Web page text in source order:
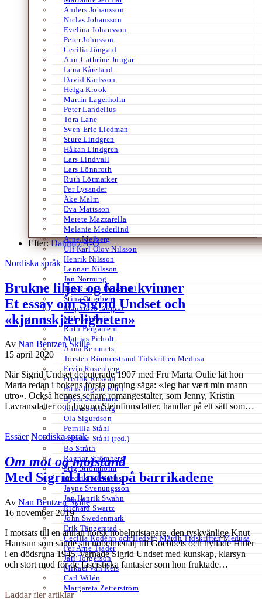
Anders Johansson
Niclas Johansson
Evelina Johansson
Peter Johnsson
Cecilia Jöngard
Ann-Cathrine Jungar
Lena Kåreland
David Karlsson
Helga Krook
Martin Lagerholm
Peter Landelius
Tora Lane
Sven-Eric Liedman
Sture Lindgren
Håkan Lindgren
Lars Lindvall
Lars Lönnroth
Ruth Lötmarker
Per Lysander
Åke Malm
Eva Mattsson
Merete Mazzarella
Melanie Mederlind
Arne Melberg
Ulf Karl Olov Nilsson
Henrik Nilsson
Lennart Nilsson
Jan Norming
Tidskriften Ord&Bild
Stina Otterberg
Magnus P. Ängsal
Milorad Pejic
Ruth Pergament
Mattias Pirholt
Anna Remmets
Torsten Rönnerstrand Tidskriften Medusa
Ervin Rosenberg
Fredrik Rosvall
Hans-Ingvar Roth
Björn Sandmark
Johan Sehlberg
Ola Sigurdson
Pernilla Ståhl
Pernilla Ståhl (red.)
Bo Stråth
Ragnar Strömberg
Stig Strömholm
Fredrik Svenaeus
Jayne Svenungsson
Jan Henrik Swahn
Richard Swartz
John Swedenmark
Erik Tängerstad
Cecilia Rodéhn och Hedvig Mårdh Tidskriften Medusa
Per Arne Tjäder
Jarl Torgerson
Mikael van Reis
Carl Wilén
Margareta Zetterström
Efter:Datum /A-Ö
Nordiska språk
Brukne liljer og falne kvinner
Et essay om Sigrid Undset och
«kjønnskjærligheten»
Av Nan Bentzen Skille
15 april 2020
När Sigrid Undset debuterade 1907 med Fru Marta Oulie lät hon
Marta redan i bokens första mening säga: «Jeg har vært min mann
utro». Också hennes senare romangestalter, som Jenny, Kristin
Lavransdatter och Ingunn Steinfinnsdatter, handlar på ett sätt som…
Essäer Nordiska språk
Om mot og motstand
Med Sigrid Undset på barrikadene
Av Nan Bentzen Skille
16 november 2019
I motsats till en annan norsk nobelpristagare, den tyskvänlige Knut
Hamsun som sände sin nobelmedalj till Goebbels och hyllade Hitler
i en dödsruna 1945, varnade Sigrid Undset med kunskap, klarsyn
och stort mod för de fascistiska fantasier som hon fruktade…
Laddar fler artiklar